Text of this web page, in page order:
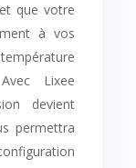
que votre
à vos
Lixee
devient
permettra